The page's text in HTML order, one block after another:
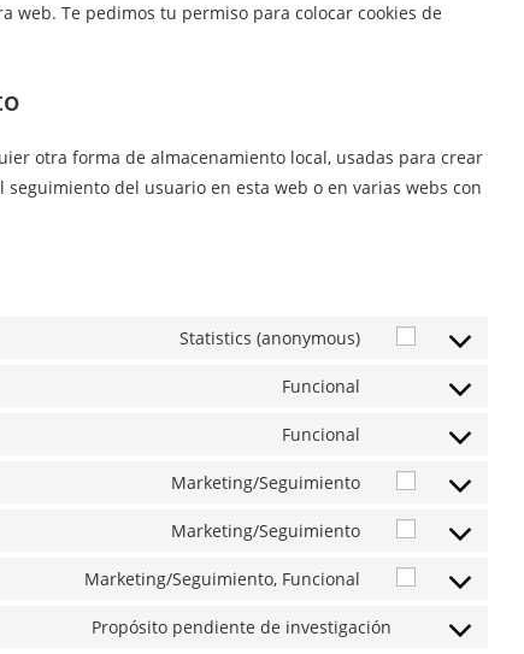
web. Te pedimos tu permiso para colocar cookies de
otra forma de almacenamiento local, usadas para crear
del usuario en esta web o en varias webs con
Statistics (anonymous)
Consent
elementor
Funcional
wordpress
Funcional
gdpr-
cookie-
Marketing/Seguimiento
Consent
google-
recaptcha
Marketing/Seguimiento
Consent
google-
Marketing/Seguimiento, Funcional
Consent
to
Propósito pendiente de investigación
Consent